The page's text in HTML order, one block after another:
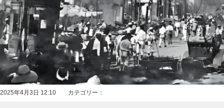
2025年4月3日 12:10 カテゴリー：